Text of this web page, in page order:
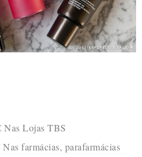
Nas Lojas TBS
farmácias, parafarmácias